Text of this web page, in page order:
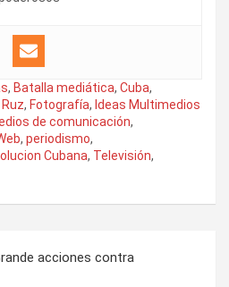
, Batalla mediática, Cuba,
, Fotografía, Ideas Multimedios
de comunicación,
, periodismo,
Cubana, Televisión,
acciones contra